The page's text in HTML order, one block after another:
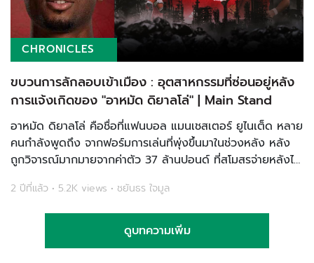
CHRONICLES
ขบวนการลักลอบเข้าเมือง : อุตสาหกรรมที่ซ่อนอยู่หลัง
การแจ้งเกิดของ "อาหมัด ดิยาลโล่" | Main Stand
อาหมัด ดิยาลโล่ คือชื่อที่แฟนบอล แมนเชสเตอร์ ยูไนเต็ด หลาย
คนกำลังพูดถึง จากฟอร์มการเล่นที่พุ่งขึ้นมาในช่วงหลัง หลัง
ถูกวิจารณ์มากมายจากค่าตัว 37 ล้านปอนด์ ที่สโมสรจ่ายหลังได้
ทีมปีศาจแดงเต็ม...
2 ปีที่แล้ว • 5.2K views • ชยันธร ใจมูล
ดูบทความเพิ่ม